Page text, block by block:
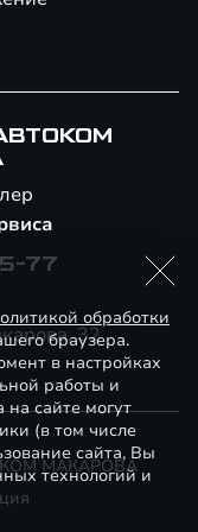
77
32
МАКАРОВА
обработки
браузера.
в настройках
работы и
на сайте могут
(в том числе
сайта, Вы
технологий и